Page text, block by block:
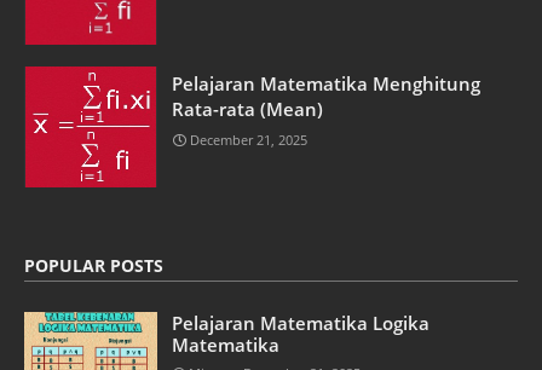
Pelajaran Matematika Menghitung
Rata-rata (Mean)
December 21, 2025
POPULAR POSTS
Pelajaran Matematika Logika
Matematika